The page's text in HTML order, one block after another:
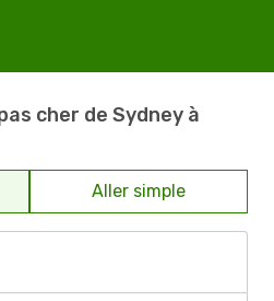
cher de Sydney à
Aller simple